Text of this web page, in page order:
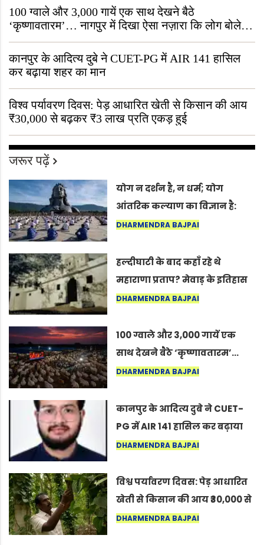
100 ग्वाले और 3,000 गायें एक साथ देखने बैठे
‘कृष्णावतारम’… नागपुर में दिखा ऐसा नज़ारा कि लोग बोले,
“ऐसा तो सिर्फ़ कृष्ण ही कर सकते हैं”
कानपुर के आदित्य दुबे ने CUET-PG में AIR 141 हासिल
कर बढ़ाया शहर का मान
विश्व पर्यावरण दिवस: पेड़ आधारित खेती से किसान की आय
₹30,000 से बढ़कर ₹3 लाख प्रति एकड़ हुई
जरूर पढ़ें
योग न दर्शन है, न धर्म; योग
आंतरिक कल्याण का विज्ञान है:
अंतरराष्ट्रीय योग दिवस 2026 पर
DHARMENDRA BAJPAI
हल्दीघाटी के बाद कहाँ रहे थे
महाराणा प्रताप? मेवाड़ के इतिहास
का वह अनकहा अध्याय जो आज भी
DHARMENDRA BAJPAI
100 ग्वाले और 3,000 गायें एक
साथ देखने बैठे ‘कृष्णावतारम’…
नागपुर में दिखा ऐसा नज़ारा कि
कर सकते हैं”
DHARMENDRA BAJPAI
कानपुर के आदित्य दुबे ने CUET-
PG में AIR 141 हासिल कर बढ़ाया
शहर का मान
DHARMENDRA BAJPAI
विश्व पर्यावरण दिवस: पेड़ आधारित
खेती से किसान की आय ₹30,000 से
बढ़कर ₹3 लाख प्रति एकड़ हुई
DHARMENDRA BAJPAI